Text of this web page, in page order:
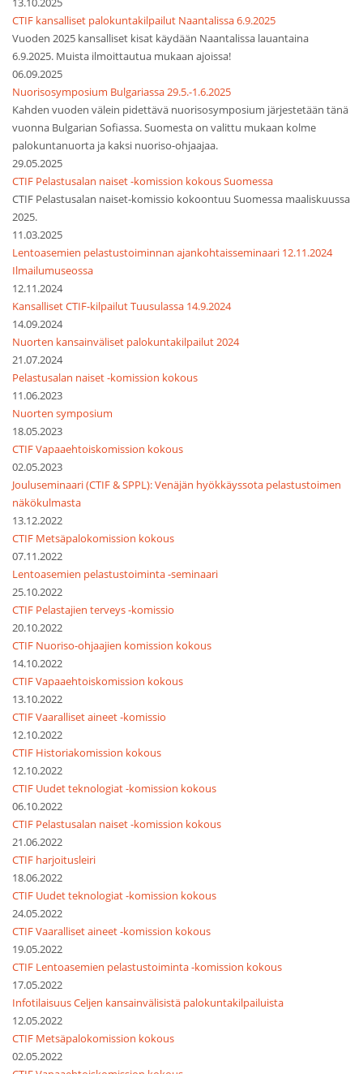
CTIF kansalliset palokuntakilpailut Naantalissa 6.9.2025
Vuoden 2025 kansalliset kisat käydään Naantalissa lauantaina
6.9.2025. Muista ilmoittautua mukaan ajoissa!
06.09.2025
Nuorisosymposium Bulgariassa 29.5.-1.6.2025
Kahden vuoden välein pidettävä nuorisosymposium järjestetään tänä
vuonna Bulgarian Sofiassa. Suomesta on valittu mukaan kolme
palokuntanuorta ja kaksi nuoriso-ohjaajaa.
29.05.2025
CTIF Pelastusalan naiset -komission kokous Suomessa
CTIF Pelastusalan naiset-komissio kokoontuu Suomessa maaliskuussa
2025.
11.03.2025
Lentoasemien pelastustoiminnan ajankohtaisseminaari 12.11.2024
Ilmailumuseossa
12.11.2024
Kansalliset CTIF-kilpailut Tuusulassa 14.9.2024
14.09.2024
Nuorten kansainväliset palokuntakilpailut 2024
21.07.2024
Pelastusalan naiset -komission kokous
11.06.2023
Nuorten symposium
18.05.2023
CTIF Vapaaehtoiskomission kokous
02.05.2023
Jouluseminaari (CTIF & SPPL): Venäjän hyökkäyssota pelastustoimen
näkökulmasta
13.12.2022
CTIF Metsäpalokomission kokous
07.11.2022
Lentoasemien pelastustoiminta -seminaari
25.10.2022
CTIF Pelastajien terveys -komissio
20.10.2022
CTIF Nuoriso-ohjaajien komission kokous
14.10.2022
CTIF Vapaaehtoiskomission kokous
13.10.2022
CTIF Vaaralliset aineet -komissio
12.10.2022
CTIF Historiakomission kokous
12.10.2022
CTIF Uudet teknologiat -komission kokous
06.10.2022
CTIF Pelastusalan naiset -komission kokous
21.06.2022
CTIF harjoitusleiri
18.06.2022
CTIF Uudet teknologiat -komission kokous
24.05.2022
CTIF Vaaralliset aineet -komission kokous
19.05.2022
CTIF Lentoasemien pelastustoiminta -komission kokous
17.05.2022
Infotilaisuus Celjen kansainvälisistä palokuntakilpailuista
12.05.2022
CTIF Metsäpalokomission kokous
02.05.2022